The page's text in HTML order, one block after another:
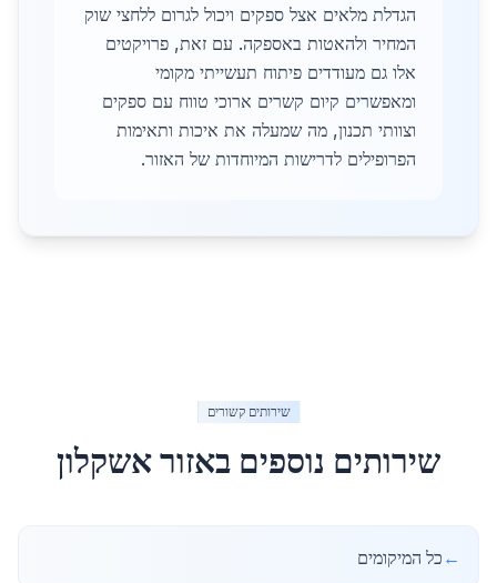
הגדלת מלאים אצל ספקים ויכול לגרום ללחצי שוק
המחיר ולהאטות באספקה. עם זאת, פרויקטים
אלו גם מעודדים פיתוח תעשייתי מקומי
ומאפשרים קיום קשרים ארוכי טווח עם ספקים
וצוותי תכנון, מה שמעלה את איכות ותאימות
הפרופילים לדרישות המיוחדות של האזור.
שירותים קשורים
שירותים נוספים באזוראשקלון
← כל המיקומים